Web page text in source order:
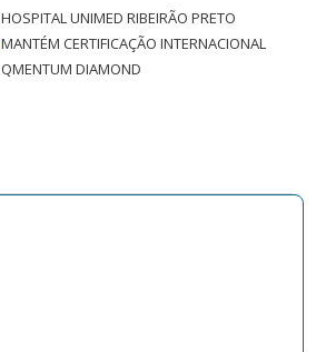
HOSPITAL UNIMED RIBEIRÃO PRETO
MANTÉM CERTIFICAÇÃO INTERNACIONAL
QMENTUM DIAMOND